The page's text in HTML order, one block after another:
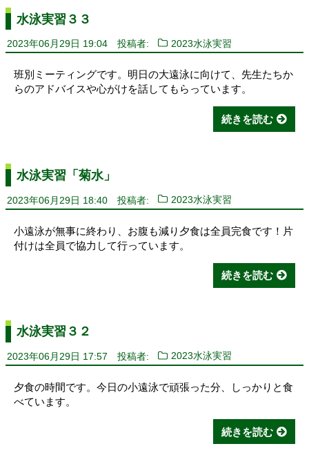
水泳実習３３
2023年06月29日 19:04 投稿者: 2023水泳実習
班別ミーティングです。明日の大遠泳に向けて、先生たちか
らのアドバイスや心がけを話してもらっています。
続きを読む
水泳実習「菊水」
2023年06月29日 18:40 投稿者: 2023水泳実習
小遠泳が無事に終わり、お腹も減り夕食は全員完食です！片
付けは全員で協力して行っています。
続きを読む
水泳実習３２
2023年06月29日 17:57 投稿者: 2023水泳実習
夕食の時間です。今日の小遠泳で頑張った分、しっかりと食
べています。
続きを読む